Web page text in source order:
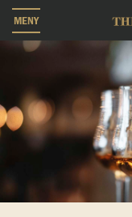
MENY